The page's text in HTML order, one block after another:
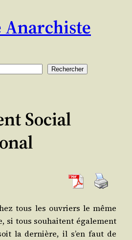
Anarchiste
Rechercher
Social
tous les ouvriers le même
si tous sou­haitent éga­le­ment
la der­nière, il s’en faut de